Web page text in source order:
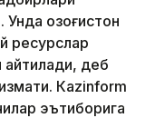
Қозоғистон
ресурслар
айтилади, деб
Кazinform
эътиборига